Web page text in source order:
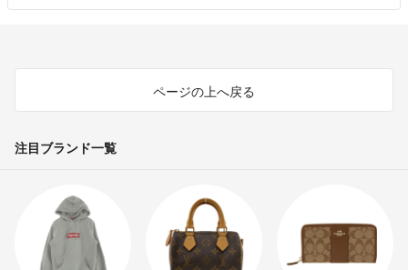
ページの上へ戻る
注目ブランド一覧